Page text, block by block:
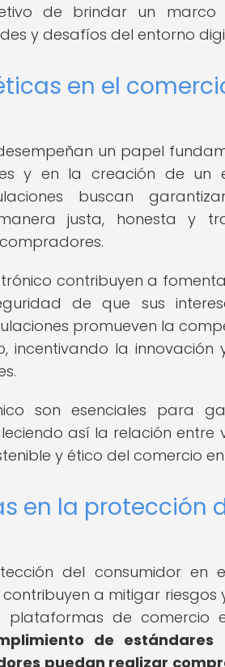
de brindar un marco
y desafíos del entorno
en el
un papel
y en la creación de un
buscan
justa, honesta y
contribuyen a
de que sus
promueven la
incentivando la innovación
son esenciales para
así la relación entre
y ético del comercio
en la protección
del consumidor en
a mitigar riesgos
de comercio
de estándares
puedan realizar